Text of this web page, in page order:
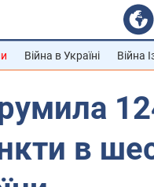
Війна в Україні Війна
в